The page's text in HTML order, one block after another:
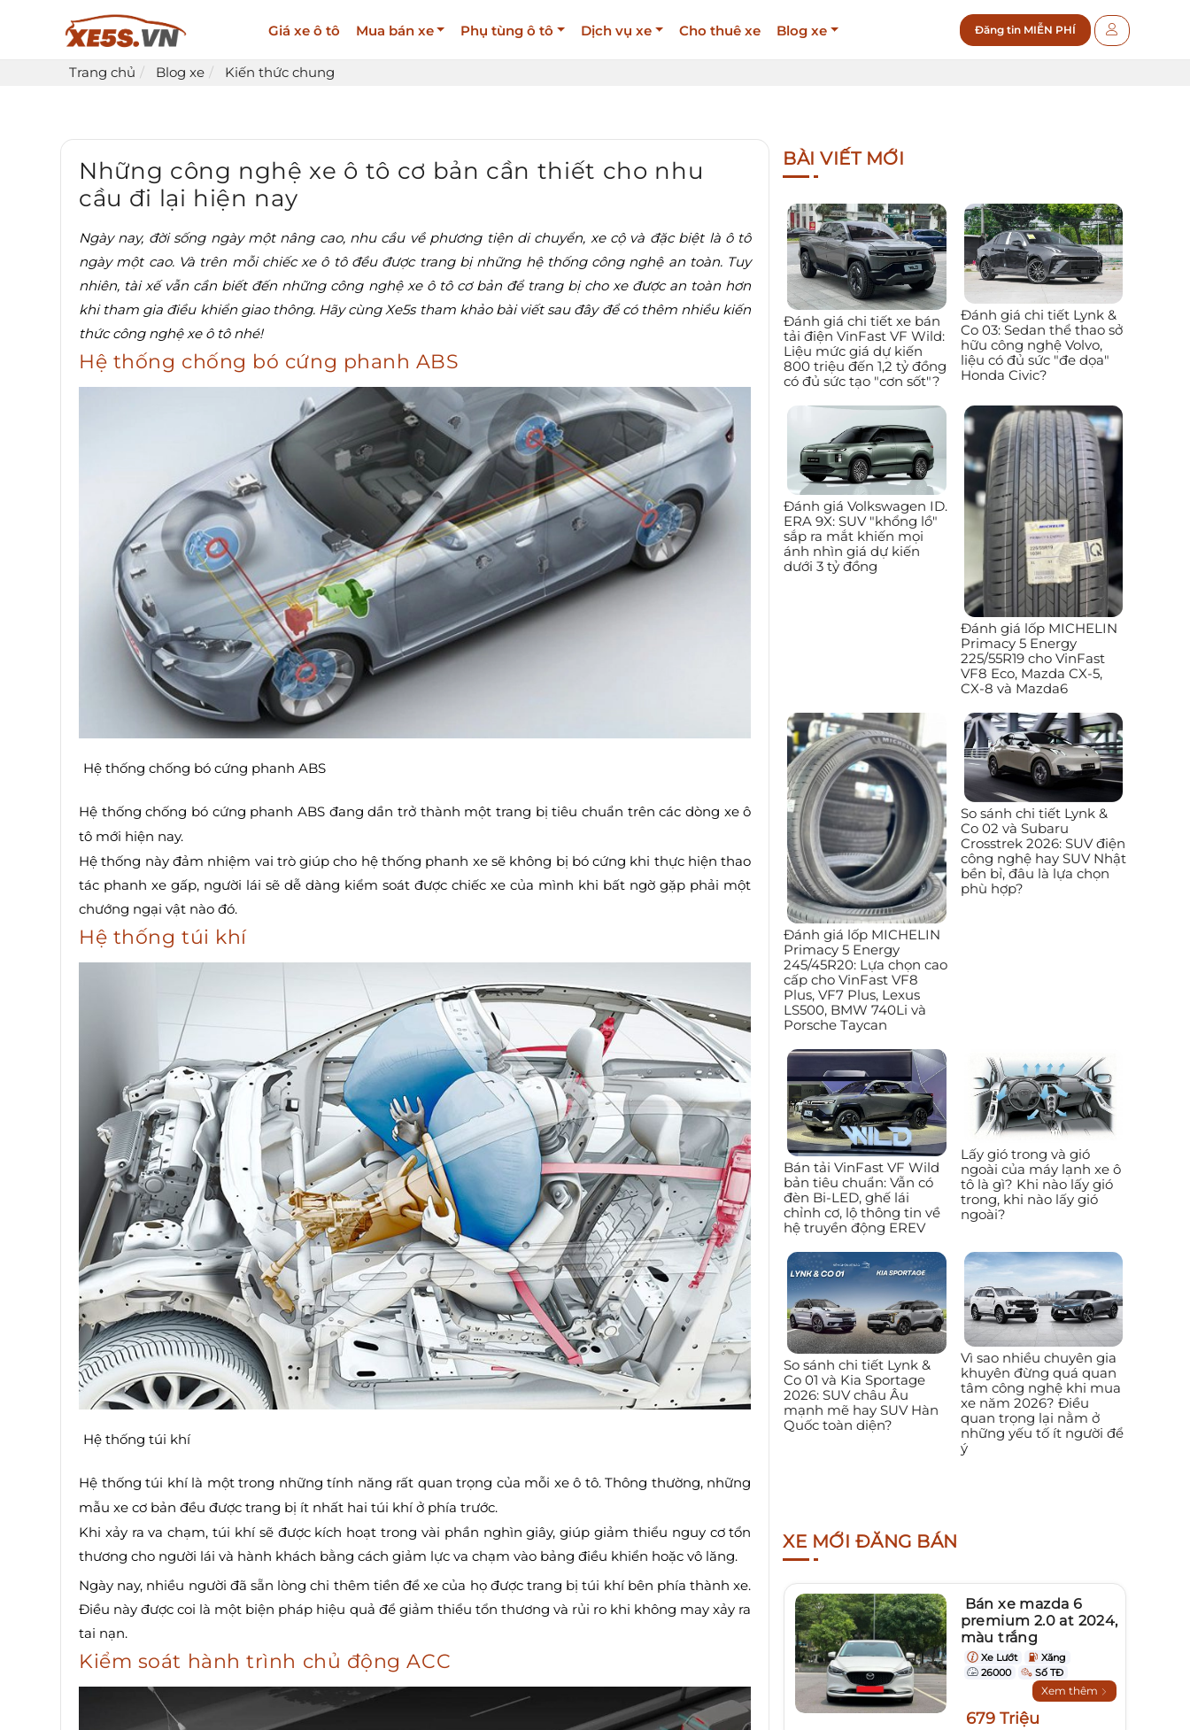
Giá xe ô tô Mua bán xe Phụ tùng ô tô Dịch vụ xe Cho thuê xe Blog xe Đăng tin MIỄN PHÍ
Trang chủ Blog xe Kiến thức chung
Những công nghệ xe ô tô cơ bản cần thiết cho nhu
cầu đi lại hiện nay
Ngày nay, đời sống ngày một nâng cao, nhu cầu về phương tiện di chuyển, xe cộ và đặc biệt là ô tô
ngày một cao. Và trên mỗi chiếc xe ô tô đều được trang bị những hệ thống công nghệ an toàn. Tuy
nhiên, tài xế vẫn cần biết đến những công nghệ xe ô tô cơ bản để trang bị cho xe được an toàn hơn
khi tham gia điều khiển giao thông. Hãy cùng Xe5s tham khảo bài viết sau đây để có thêm nhiều kiến
thức công nghệ xe ô tô nhé!
Hệ thống chống bó cứng phanh ABS
Hệ thống chống bó cứng phanh ABS
Hệ thống chống bó cứng phanh ABS đang dần trở thành một trang bị tiêu chuẩn trên các dòng xe ô
tô mới hiện nay.
Hệ thống này đảm nhiệm vai trò giúp cho hệ thống phanh xe sẽ không bị bó cứng khi thực hiện thao
tác phanh xe gấp, người lái sẽ dễ dàng kiểm soát được chiếc xe của mình khi bất ngờ gặp phải một
chướng ngại vật nào đó.
Hệ thống túi khí
Hệ thống túi khí
Hệ thống túi khí là một trong những tính năng rất quan trọng của mỗi xe ô tô. Thông thường, những
mẫu xe cơ bản đều được trang bị ít nhất hai túi khí ở phía trước.
Khi xảy ra va chạm, túi khí sẽ được kích hoạt trong vài phần nghìn giây, giúp giảm thiểu nguy cơ tổn
thương cho người lái và hành khách bằng cách giảm lực va chạm vào bảng điều khiển hoặc vô lăng.
Ngày nay, nhiều người đã sẵn lòng chi thêm tiền để xe của họ được trang bị túi khí bên phía thành xe.
Điều này được coi là một biện pháp hiệu quả để giảm thiểu tổn thương và rủi ro khi không may xảy ra
tai nạn.
Kiểm soát hành trình chủ động ACC
BÀI VIẾT MỚI
Đánh giá chi tiết xe bán
tải điện VinFast VF Wild:
Liệu mức giá dự kiến
800 triệu đến 1,2 tỷ đồng
có đủ sức tạo "cơn sốt"?
Đánh giá chi tiết Lynk &
Co 03: Sedan thể thao sở
hữu công nghệ Volvo,
liệu có đủ sức "đe dọa"
Honda Civic?
Đánh giá Volkswagen ID.
ERA 9X: SUV "khổng lồ"
sắp ra mắt khiến mọi
ánh nhìn giá dự kiến
dưới 3 tỷ đồng
Đánh giá lốp MICHELIN
Primacy 5 Energy
225/55R19 cho VinFast
VF8 Eco, Mazda CX-5,
CX-8 và Mazda6
Đánh giá lốp MICHELIN
Primacy 5 Energy
245/45R20: Lựa chọn cao
cấp cho VinFast VF8
Plus, VF7 Plus, Lexus
LS500, BMW 740Li và
Porsche Taycan
So sánh chi tiết Lynk &
Co 02 và Subaru
Crosstrek 2026: SUV điện
công nghệ hay SUV Nhật
bền bỉ, đâu là lựa chọn
phù hợp?
Bán tải VinFast VF Wild
bản tiêu chuẩn: Vẫn có
đèn Bi-LED, ghế lái
chỉnh cơ, lộ thông tin về
hệ truyền động EREV
Lấy gió trong và gió
ngoài của máy lạnh xe ô
tô là gì? Khi nào lấy gió
trong, khi nào lấy gió
ngoài?
So sánh chi tiết Lynk &
Co 01 và Kia Sportage
2026: SUV châu Âu
mạnh mẽ hay SUV Hàn
Quốc toàn diện?
Vì sao nhiều chuyên gia
khuyên đừng quá quan
tâm công nghệ khi mua
xe năm 2026? Điều
quan trọng lại nằm ở
những yếu tố ít người để
ý
XE MỚI ĐĂNG BÁN
Bán xe mazda 6
premium 2.0 at 2024,
màu trắng
Xe Lướt
Xăng
26000
Số TĐ
Xem thêm
679 Triệu